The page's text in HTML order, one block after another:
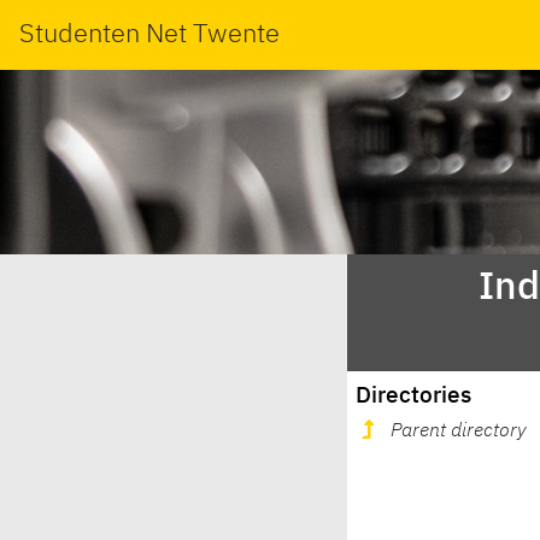
Studenten Net Twente
Directories
Parent directory